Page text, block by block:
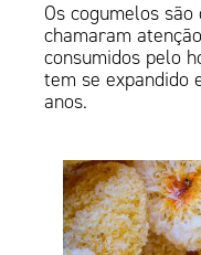
Os cogumelos
chamaram
consumidos ​​pelo
tem se expandido
anos.